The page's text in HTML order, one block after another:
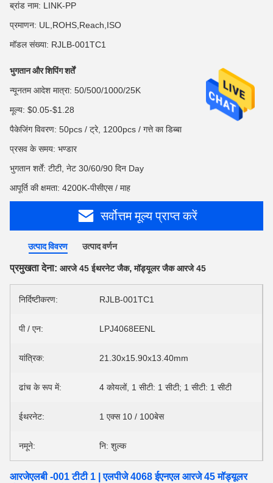
ब्रांड नाम: LINK-PP
प्रमाणन: UL,ROHS,Reach,ISO
मॉडल संख्या: RJLB-001TC1
भुगतान और शिपिंग शर्तें
न्यूनतम आदेश मात्रा: 50/500/1000/25K
मूल्य: $0.05-$1.28
पैकेजिंग विवरण: 50pcs / ट्रे, 1200pcs / गत्ते का डिब्बा
प्रसव के समय: भण्डार
भुगतान शर्तें: टीटी, नेट 30/60/90 दिन Day
आपूर्ति की क्षमता: 4200K-पीसीएस / माह
सर्वोत्तम मूल्य प्राप्त करें
उत्पाद विवरण उत्पाद वर्णन
प्रमुखता देना: आरजे 45 ईथरनेट जैक,मॉड्यूलर जैक आरजे 45
निर्दिष्टीकरण: RJLB-001TC1
पी / एन: LPJ4068EENL
यांत्रिक: 21.30x15.90x13.40mm
ढांच के रूप में: 4 कोयलों, 1 सीटी: 1 सीटी; 1 सीटी: 1 सीटी
ईथरनेट: 1 एक्स 10 / 100बेस
नमूने: नि: शुल्क
आरजेएलबी -001 टीटी 1 | एलपीजे 4068 ईएनएल आरजे 45 मॉड्यूलर